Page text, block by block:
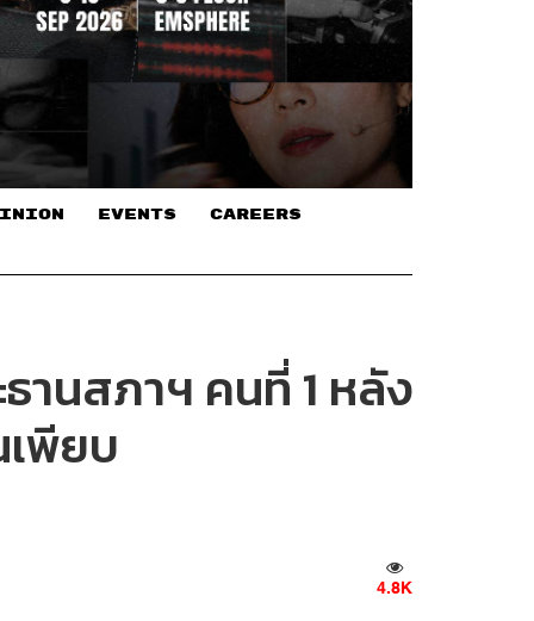
EVENTS CAREERS
านสภาฯ คนที่ 1 หลัง
พียบ
4.8K